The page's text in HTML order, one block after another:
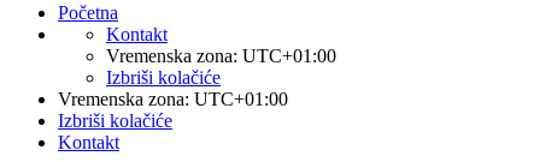
Početna
Kontakt
Vremenska zona: UTC+01:00
Izbriši kolačiće
Vremenska zona: UTC+01:00
Izbriši kolačiće
Kontakt